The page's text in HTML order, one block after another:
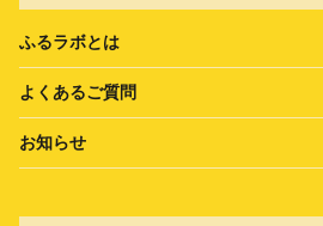
ふるラボとは
よくあるご質問
お知らせ